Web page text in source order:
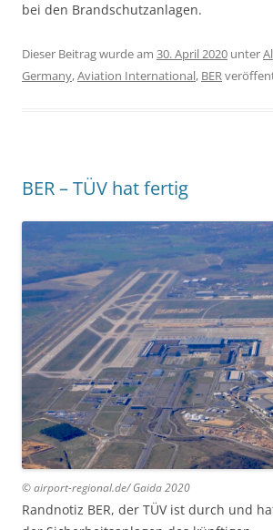
bei den Brandschutzanlagen.
Dieser Beitrag wurde am 30. April 2020 unter
Germany,Aviation International, BER
BER – TÜV hat fertig
© airport-regional.de/ Gaida 2020
Randnotiz BER, der TÜV ist durch und